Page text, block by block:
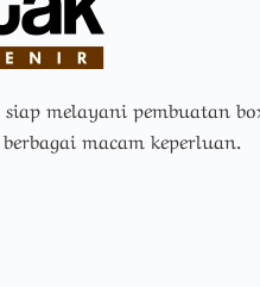
melayani pembuatan
macam keperluan.